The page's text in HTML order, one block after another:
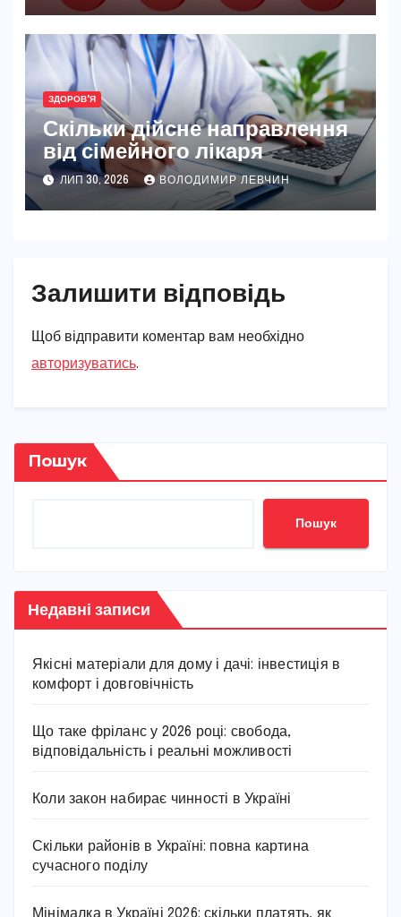
ЗДОРОВ'Я
Скільки дійсне направлення
від сімейного лікаря
ЛИП 30, 2026 ВОЛОДИМИР ЛЕВЧИН
Залишити відповідь
Щоб відправити коментар вам необхідно
авторизуватись.
Пошук
Пошук
Недавні записи
Якісні матеріали для дому і дачі: інвестиція в
комфорт і довговічність
Що таке фріланс у 2026 році: свобода,
відповідальність і реальні можливості
Коли закон набирає чинності в Україні
Скільки районів в Україні: повна картина
сучасного поділу